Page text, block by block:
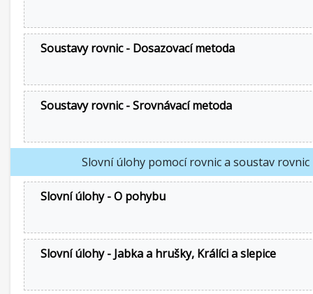
Soustavy rovnic - Dosazovací metoda
Soustavy rovnic - Srovnávací metoda
Slovní úlohy pomocí rovnic a soustav rovnic
Slovní úlohy - O pohybu
Slovní úlohy - Jabka a hrušky, Králíci a slepice